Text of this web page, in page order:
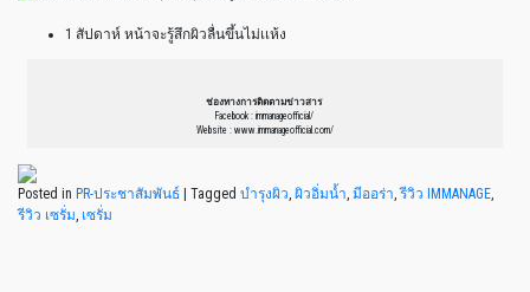
1 สัปดาห์ หน้าจะรู้สึกผิวลื่นขึ้นไม่เเห้ง
ช่องทางการติดตามข่าวสาร
Facebook : immanageofficial/
Website : www.immanageofficial.com/
Posted in PR-ประชาสัมพันธ์ Tagged บำรุงผิว, ผิวอิ่มน้ำ, มีออร่า,รีวิว IMMANAGE,
รีวิว เซรั่ม, เซรั่ม